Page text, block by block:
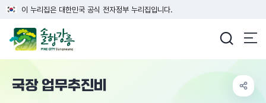
이 누리집은 대한민국 공식 전자정부 누리집입니다.
국장 업무추진비